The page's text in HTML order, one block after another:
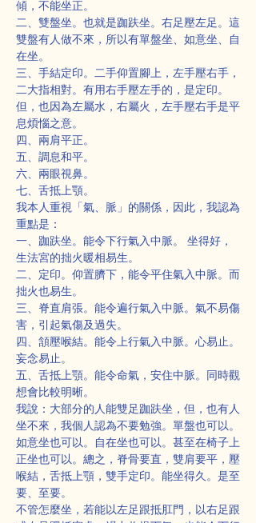
傾，不能坐正。
二、雙盤坐。也就是跏趺坐。右足壓左足。這
雙盤有人做不來，所以有單盤坐、如意坐、自
在坐。
三、手結定印。二手仰置腳上，左手壓右手，
二大指相對。有用右手壓左手的，是定印。
但，也因為左屬水，右屬火，左手壓右手是平
息煩惱之意。
四、兩肩平正。
五、調息和平。
六、兩眼視鼻。
七、舌抵上顎。
我本人重視「氣、脈」的關係，因此，我認為
重點是：
一、跏趺坐。能令下行氣入中脈。 坐得好，
生法宮的拙火暖相易生。
二、定印。仰置臍下，能令平住氣入中脈。而
拙火也易生。
三、脊直肩張。能令遍行氣入中脈。氣不易傷
害，引起氣傷及過失。
四、頷壓喉結。能令上行氣入中脈。心易止。
妄念易止。
五、舌抵上顎。能令命氣，安住中脈。同時觀
想會比較明晰。
我說：大部分的人能雙足跏趺坐，但，也有人
坐不來，我個人認為不要勉強。單盤也可以。
如意坐也可以。自在坐也可以。甚至在椅子上
正坐也可以。總之，脊骨要直，雙肩要平，壓
喉結，舌抵上顎，雙手定印。能坐得久。是至
要、至要。
不管怎麼坐，若能以左足跟抵肛門，以右足跟